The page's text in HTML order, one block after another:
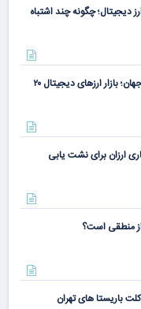
دیجیتال؛ چگونه چند اشتباه
پشت پرده آینده اقتصاد جهان؛ بازار ارزهای دیجیتال ۲۰
ارزان برای نشت یابی
منطقی است؟
باریستا های تهران